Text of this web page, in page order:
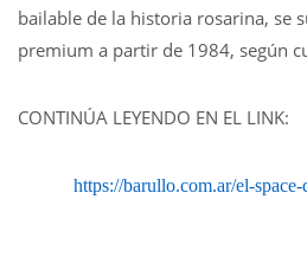
bailable de la historia rosarina, se
premium a partir de 1984, según
CONTINÚA LEYENDO EN EL LINK:
https://barullo.com.ar/el-